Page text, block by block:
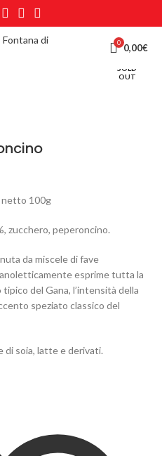
0 0,00€
SOLD
OUT
netto 100g
zucchero, peperoncino.
da miscele di fave
esprime tutta la
del Gana, l’intensità della
speziato classico del
soia, latte e derivati.